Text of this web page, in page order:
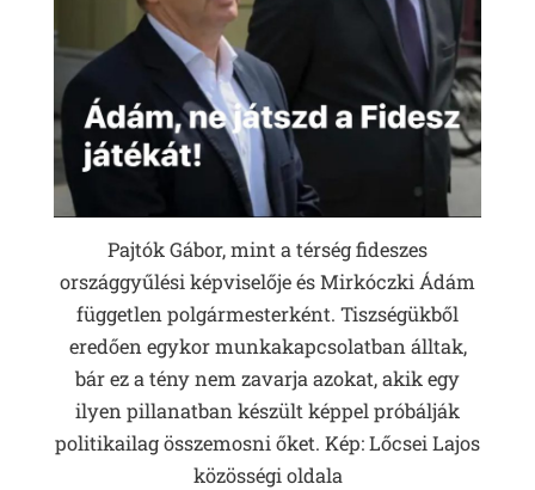
Pajtók Gábor, mint a térség fideszes
országgyűlési képviselője és Mirkóczki Ádám
független polgármesterként. Tiszségükből
eredően egykor munkakapcsolatban álltak,
bár ez a tény nem zavarja azokat, akik egy
ilyen pillanatban készült képpel próbálják
politikailag összemosni őket. Kép: Lőcsei Lajos
közösségi oldala